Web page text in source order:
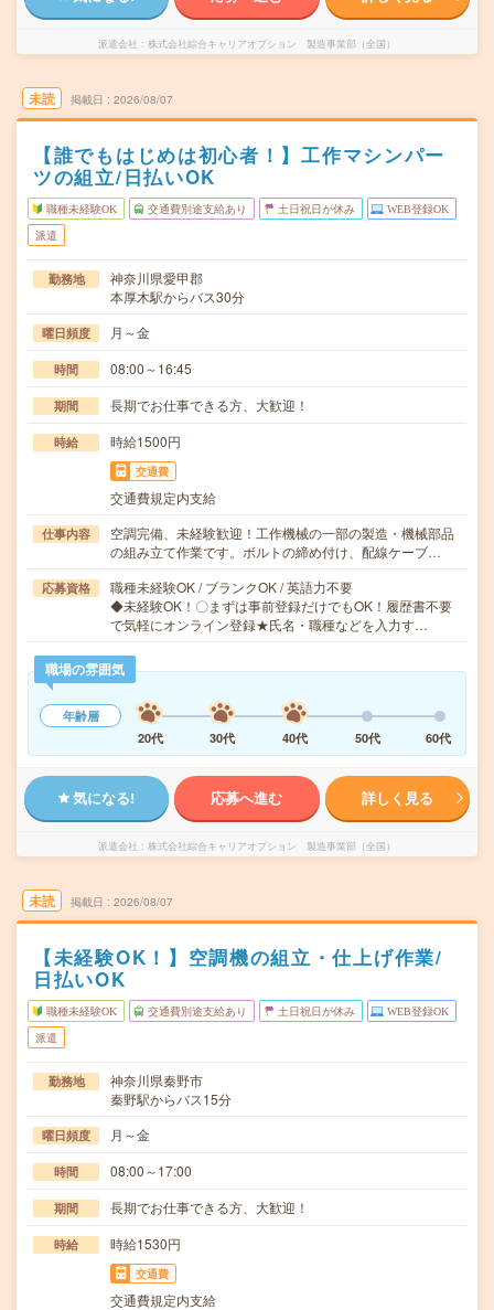
派遣会社 株式会社綜合キャリアオプション 製造事業部（全国）
未読 掲載日 2026/08/07
【誰でもはじめは初心者！】工作マシンパー
ツの組立/日払いOK
職種未経験OK 交通費別途支給あり 土日祝日が休み WEB登録OK
派遣
勤務地
神奈川県愛甲郡
本厚木駅からバス30分
曜日頻度 月～金
時間 08:00～16:45
期間 長期でお仕事できる方、大歓迎！
時給 時給1500円
交通費
交通費規定内支給
仕事内容
空調完備、未経験歓迎！工作機械の一部の製造・機械部品
の組み立て作業です。ボルトの締め付け、配線ケーブ…
応募資格
職種未経験OK / ブランクOK / 英語力不要
◆未経験OK！〇まずは事前登録だけでもOK！履歴書不要
で気軽にオンライン登録★氏名・職種などを入力す…
職場の雰囲気
年齢層
20代
30代 40代 50代 60代
気になる! 応募へ進む 詳しく見る
派遣会社 株式会社綜合キャリアオプション 製造事業部（全国）
未読 掲載日 2026/08/07
【未経験OK！】空調機の組立・仕上げ作業/
日払いOK
職種未経験OK 交通費別途支給あり 土日祝日が休み WEB登録OK
派遣
勤務地
神奈川県秦野市
秦野駅からバス15分
曜日頻度 月～金
時間 08:00～17:00
期間 長期でお仕事できる方、大歓迎！
時給 時給1530円
交通費
交通費規定内支給